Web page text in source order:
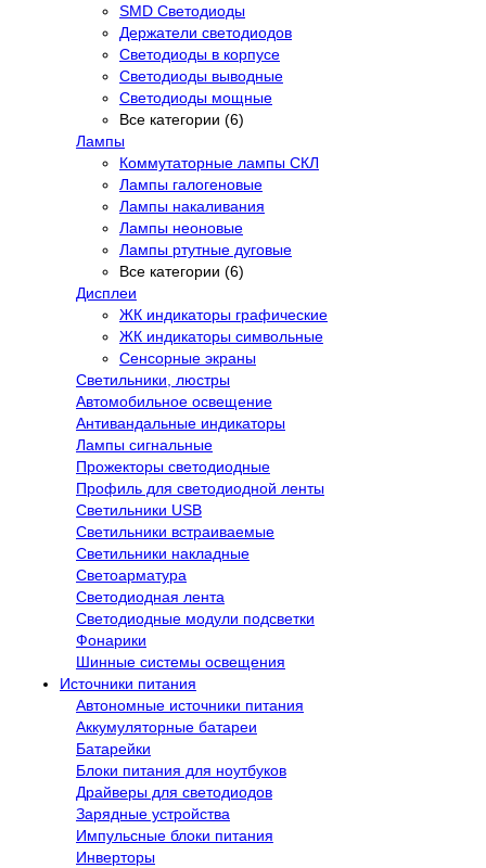
SMD Светодиоды
Держатели светодиодов
Светодиоды в корпусе
Светодиоды выводные
Светодиоды мощные
Все категории (6)
Лампы
Коммутаторные лампы СКЛ
Лампы галогеновые
Лампы накаливания
Лампы неоновые
Лампы ртутные дуговые
Все категории (6)
Дисплеи
ЖК индикаторы графические
ЖК индикаторы символьные
Сенсорные экраны
Cветильники, люстры
Автомобильное освещение
Антивандальные индикаторы
Лампы сигнальные
Прожекторы светодиодные
Профиль для светодиодной ленты
Светильники USB
Светильники встраиваемые
Светильники накладные
Светоарматура
Светодиодная лента
Светодиодные модули подсветки
Фонарики
Шинные системы освещения
Источники питания
Автономные источники питания
Аккумуляторные батареи
Батарейки
Блоки питания для ноутбуков
Драйверы для светодиодов
Зарядные устройства
Импульсные блоки питания
Инверторы